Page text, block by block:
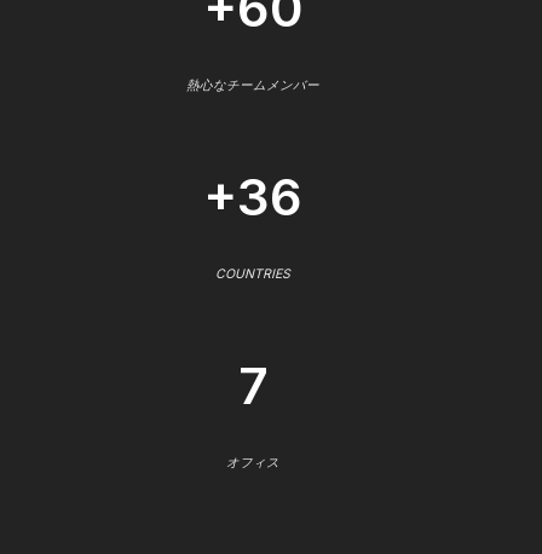
熱心なチームメンバー
+36
COUNTRIES
7
オフィス